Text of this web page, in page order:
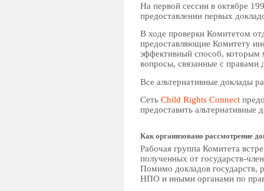
На первой сессии в октябре
предоставлении первых
В ходе проверки Комитетом
предоставляющие Комитету
эффективный способ, которым
вопросы, связанные с правами
Все альтернативные доклады
Сеть Child Rights Connect
предоставить альтернативные
Как организовано рассмотрение
Рабочая группа Комитета
полученных от государств-
Помимо докладов государств,
НПО и иными органами по